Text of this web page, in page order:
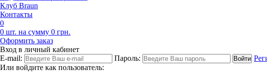
Клуб Braun
Контакты
0
0 шт. на сумму 0 грн.
Оформить заказ
Вход в личный кабинет
E-mail:
Пароль:
Или войдите как пользователь: